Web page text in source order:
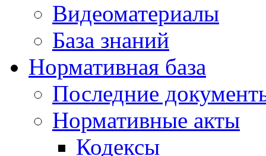
Видеоматериалы
База знаний
Нормативная база
Последние
Нормативные акты
Кодексы